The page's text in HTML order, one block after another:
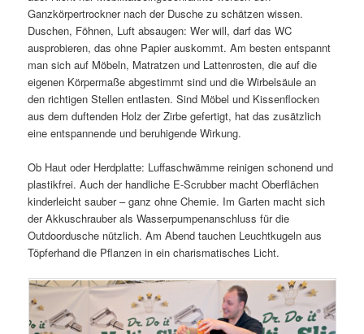
Ganzkörpertrockner nach der Dusche zu schätzen wissen.
Duschen, Föhnen, Luft absaugen: Wer will, darf das WC
ausprobieren, das ohne Papier auskommt. Am besten entspannt
man sich auf Möbeln, Matratzen und Lattenrosten, die auf die
eigenen Körpermaße abgestimmt sind und die Wirbelsäule an
den richtigen Stellen entlasten. Sind Möbel und Kissenflocken
aus dem duftenden Holz der Zirbe gefertigt, hat das zusätzlich
eine entspannende und beruhigende Wirkung.
Ob Haut oder Herdplatte: Luffaschwämme reinigen schonend und
plastikfrei. Auch der handliche E-Scrubber macht Oberflächen
kinderleicht sauber – ganz ohne Chemie. Im Garten macht sich
der Akkuschrauber als Wasserpumpenanschluss für die
Outdoordusche nützlich. Am Abend tauchen Leuchtkugeln aus
Töpferhand die Pflanzen in ein charismatisches Licht.